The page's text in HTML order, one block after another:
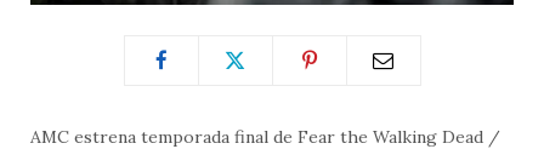
AMC estrena temporada final de Fear the Walking Dead /